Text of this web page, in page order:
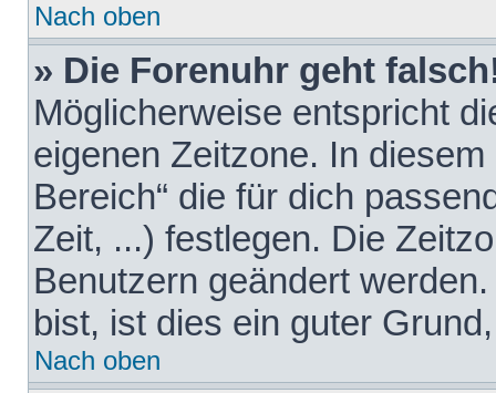
Nach oben
» Die Forenuhr geht
Möglicherweise entspricht
eigenen Zeitzone. In
Bereich“ die für dich
Zeit, ...) festlegen. Die
Benutzern geändert
bist, ist dies ein guter
Nach oben